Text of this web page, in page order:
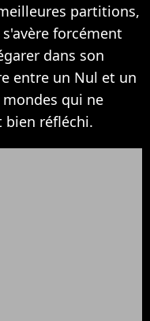
partitions,
forcément
dans son
entre un Nul et un
qui ne
bien réfléchi.